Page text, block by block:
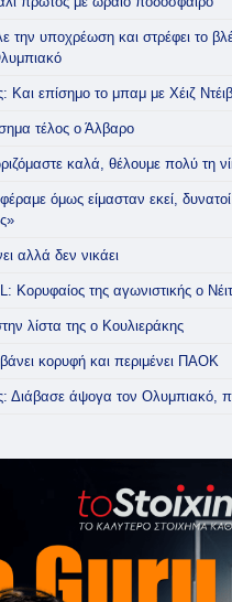
υποχρέωση και στρέφει το
Και επίσημο το μπαμ με Χέιζ
τέλος ο Άλβαρο
καλά, θέλουμε πολύ τη
όμως είμασταν εκεί,
αλλά δεν νικάει
Κορυφαίος της αγωνιστικής ο
λίστα της ο Κουλιεράκης
κορυφή και περιμένει ΠΑΟΚ
Διάβασε άψογα τον Ολυμπιακό,